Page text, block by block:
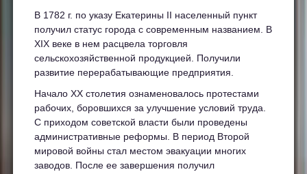
В 1782 г. по указу Екатерины II населенный пункт
получил статус города с современным названием. В
XIX веке в нем расцвела торговля
сельскохозяйственной продукцией. Получили
развитие перерабатывающие предприятия.
Начало ХХ столетия ознаменовалось протестами
рабочих, боровшихся за улучшение условий труда.
С приходом советской власти были проведены
административные реформы. В период Второй
мировой войны стал местом эвакуации многих
заводов. После ее завершения получил